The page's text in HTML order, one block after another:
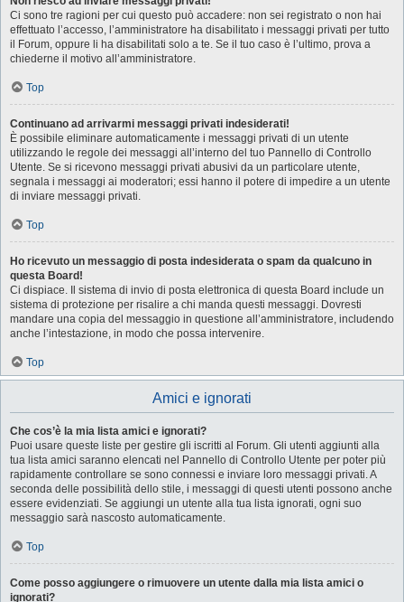
Ci sono tre ragioni per cui questo può accadere: non sei registrato o non hai
effettuato l’accesso, l’amministratore ha disabilitato i messaggi privati per tutto
il Forum, oppure li ha disabilitati solo a te. Se il tuo caso è l’ultimo, prova a
chiederne il motivo all’amministratore.
Top
Continuano ad arrivarmi messaggi privati indesiderati!
È possibile eliminare automaticamente i messaggi privati ​​di un utente
utilizzando le regole dei messaggi all’interno del tuo Pannello di Controllo
Utente. Se si ricevono messaggi privati ​​abusivi da un particolare utente,
segnala i messaggi ai moderatori; essi hanno il potere di impedire a un utente
di inviare messaggi privati​​.
Top
Ho ricevuto un messaggio di posta indesiderata o spam da qualcuno in
questa Board!
Ci dispiace. Il sistema di invio di posta elettronica di questa Board include un
sistema di protezione per risalire a chi manda questi messaggi. Dovresti
mandare una copia del messaggio in questione all’amministratore, includendo
anche l’intestazione, in modo che possa intervenire.
Top
Amici e ignorati
Che cos’è la mia lista amici e ignorati?
Puoi usare queste liste per gestire gli iscritti al Forum. Gli utenti aggiunti alla
tua lista amici saranno elencati nel Pannello di Controllo Utente per poter più
rapidamente controllare se sono connessi e inviare loro messaggi privati. A
seconda delle possibilità dello stile, i messaggi di questi utenti possono anche
essere evidenziati. Se aggiungi un utente alla tua lista ignorati, ogni suo
messaggio sarà nascosto automaticamente.
Top
Come posso aggiungere o rimuovere un utente dalla mia lista amici o
ignorati?